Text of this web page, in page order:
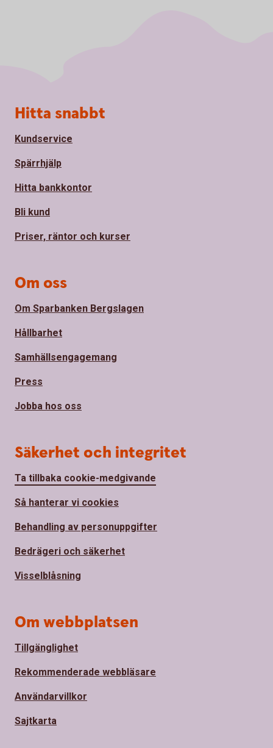
Sidfot
Hitta snabbt
Kundservice
Spärrhjälp
Hitta bankkontor
Bli kund
Priser, räntor och kurser
Om oss
Om Sparbanken Bergslagen
Hållbarhet
Samhällsengagemang
Press
Jobba hos oss
Säkerhet och integritet
Ta tillbaka cookie-medgivande
Så hanterar vi cookies
Behandling av personuppgifter
Bedrägeri och säkerhet
Visselblåsning
Om webbplatsen
Tillgänglighet
Rekommenderade webbläsare
Användarvillkor
Sajtkarta